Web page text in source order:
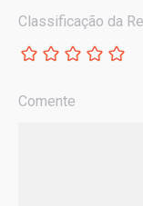
Classificação da
Comente